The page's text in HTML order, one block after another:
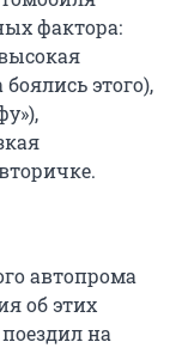
фактора:
этого),
автопрома
об этих
на